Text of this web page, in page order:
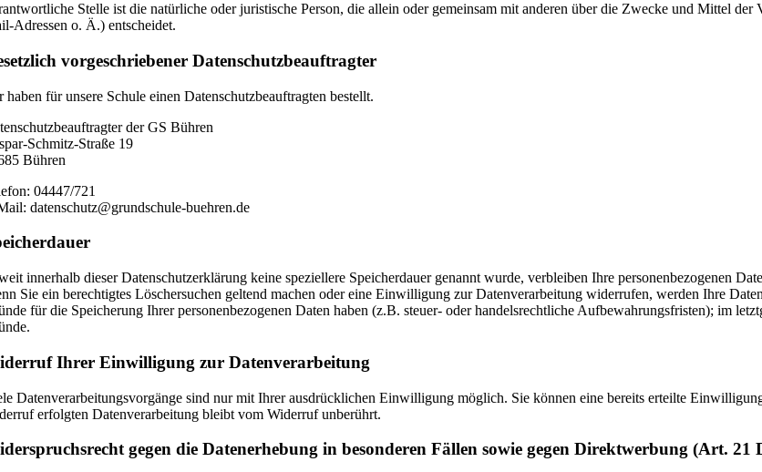
Stelle ist die natürliche oder juristische Person, die allein oder gemeinsam mit anderen über die Zwecke und Mittel
Adressen o. Ä.) entscheidet.
vorgeschriebener Datenschutzbeauftragter
haben für unsere Schule einen Datenschutzbeauftragten bestellt.
der GS Bühren
Schmitz-Straße 19
Bühren
04447/721
datenschutz@grundschule-buehren.de
innerhalb dieser Datenschutzerklärung keine speziellere Speicherdauer genannt wurde, verbleiben Ihre personenbezogenen
Sie ein berechtigtes Löschersuchen geltend machen oder eine Einwilligung zur Datenverarbeitung widerrufen, werden Ihre
für die Speicherung Ihrer personenbezogenen Daten haben (z.B. steuer- oder handelsrechtliche Aufbewahrungsfristen); im
Ihrer Einwilligung zur Datenverarbeitung
Datenverarbeitungsvorgänge sind nur mit Ihrer ausdrücklichen Einwilligung möglich. Sie können eine bereits erteilte
erfolgten Datenverarbeitung bleibt vom Widerruf unberührt.
gegen die Datenerhebung in besonderen Fällen sowie gegen Direktwerbung (Art. 21